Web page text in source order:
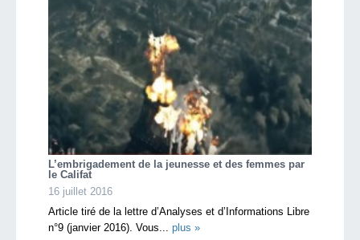
L’embrigadement de la jeunesse et des femmes par
le Califat
16 juillet 2016
Article tiré de la lettre d’Analyses et d’Informations Libre
n°9 (janvier 2016). Vous... plus »